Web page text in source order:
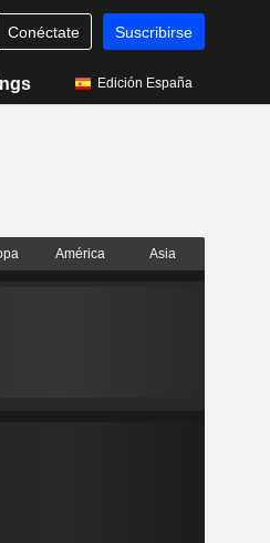
Conéctate Suscribirse
Edición España
América Asia